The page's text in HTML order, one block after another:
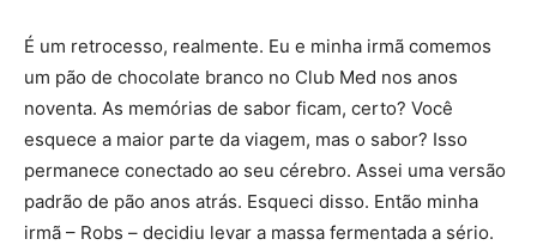
É um retrocesso, realmente. Eu e minha irmã comemos
um pão de chocolate branco no Club Med nos anos
noventa. As memórias de sabor ficam, certo? Você
esquece a maior parte da viagem, mas o sabor? Isso
permanece conectado ao seu cérebro. Assei uma versão
padrão de pão anos atrás. Esqueci disso. Então minha
irmã – Robs – decidiu levar a massa fermentada a sério.